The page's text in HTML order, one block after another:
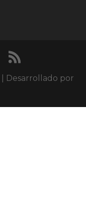
| Desarrollado por